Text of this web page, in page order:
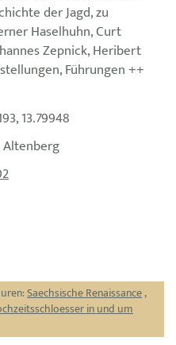
der Jagd, zu
Haselhuhn, Curt
Zepnick, Heribert
Führungen ++
13.79948
Altenberg
Saechsische Renaissance,
in und um